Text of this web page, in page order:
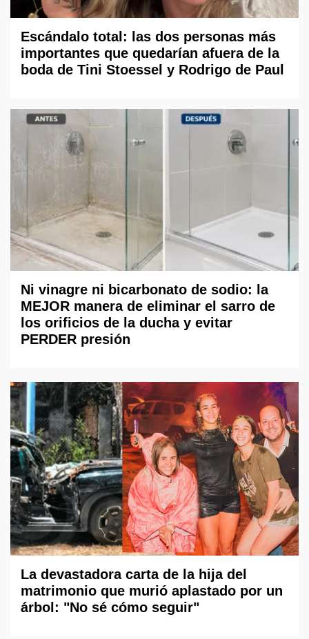
Escándalo total: las dos personas más
importantes que quedarían afuera de la
boda de Tini Stoessel y Rodrigo de Paul
Ni vinagre ni bicarbonato de sodio: la
MEJOR manera de eliminar el sarro de
los orificios de la ducha y evitar
PERDER presión
La devastadora carta de la hija del
matrimonio que murió aplastado por un
árbol: "No sé cómo seguir"